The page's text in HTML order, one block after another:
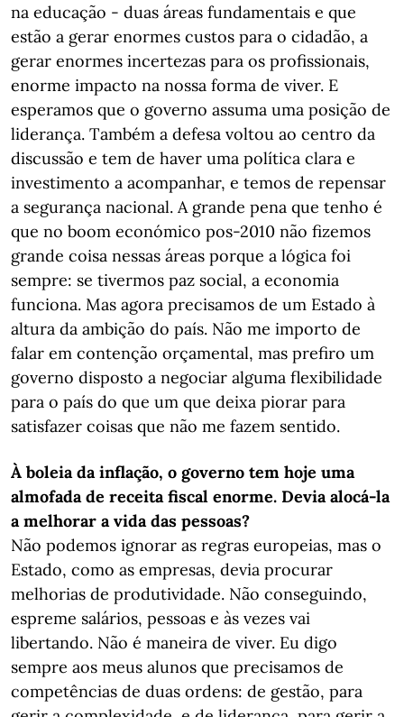
na educação - duas áreas fundamentais e que
estão a gerar enormes custos para o cidadão, a
gerar enormes incertezas para os profissionais,
enorme impacto na nossa forma de viver. E
esperamos que o governo assuma uma posição de
liderança. Também a defesa voltou ao centro da
discussão e tem de haver uma política clara e
investimento a acompanhar, e temos de repensar
a segurança nacional. A grande pena que tenho é
que no boom económico pos-2010 não fizemos
grande coisa nessas áreas porque a lógica foi
sempre: se tivermos paz social, a economia
funciona. Mas agora precisamos de um Estado à
altura da ambição do país. Não me importo de
falar em contenção orçamental, mas prefiro um
governo disposto a negociar alguma flexibilidade
para o país do que um que deixa piorar para
satisfazer coisas que não me fazem sentido.
À boleia da inflação, o governo tem hoje uma
almofada de receita fiscal enorme. Devia alocá-la
a melhorar a vida das pessoas?
Não podemos ignorar as regras europeias, mas o
Estado, como as empresas, devia procurar
melhorias de produtividade. Não conseguindo,
espreme salários, pessoas e às vezes vai
libertando. Não é maneira de viver. Eu digo
sempre aos meus alunos que precisamos de
competências de duas ordens: de gestão, para